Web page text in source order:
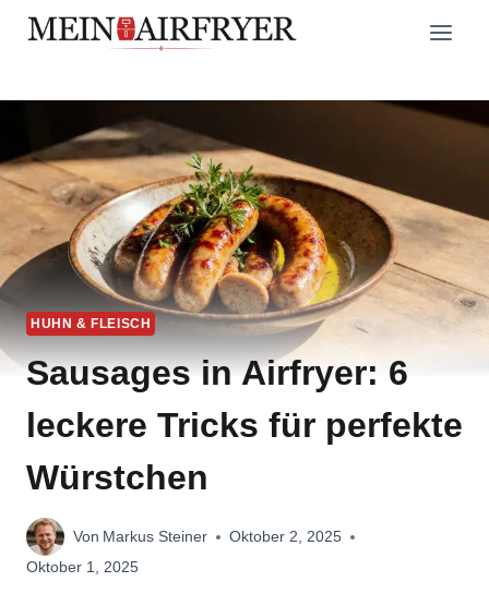
Zum
Inhalt
HUHN & FLEISCH
Sausages in Airfryer: 6
leckere Tricks für perfekte
Würstchen
Von Markus Steiner
Oktober 2, 2025
Oktober 1, 2025